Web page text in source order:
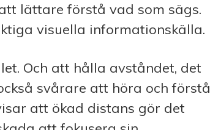
lättare förstå vad som sägs.
visuella informationskälla.
Och att hålla avståndet, det
svårare att höra och förstå
att ökad distans gör det